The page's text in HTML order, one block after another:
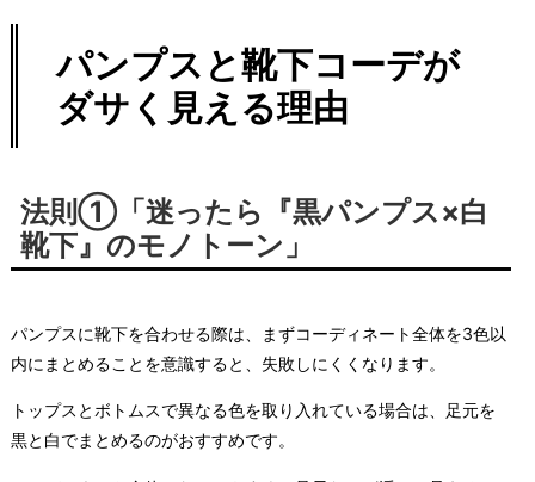
パンプスと靴下コーデが
ダサく見える理由
法則①「迷ったら『黒パンプス×白
靴下』のモノトーン」
パンプスに靴下を合わせる際は、まずコーディネート全体を3色以
内にまとめることを意識すると、失敗しにくくなります。
トップスとボトムスで異なる色を取り入れている場合は、足元を
黒と白でまとめるのがおすすめです。